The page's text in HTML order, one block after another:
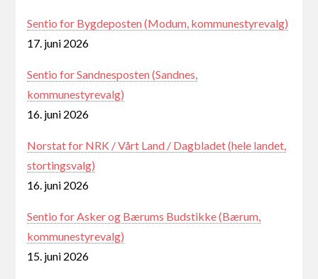
Sentio for Bygdeposten (Modum, kommunestyrevalg)
17. juni 2026
Sentio for Sandnesposten (Sandnes,
kommunestyrevalg)
16. juni 2026
Norstat for NRK / Vårt Land / Dagbladet (hele landet,
stortingsvalg)
16. juni 2026
Sentio for Asker og Bærums Budstikke (Bærum,
kommunestyrevalg)
15. juni 2026